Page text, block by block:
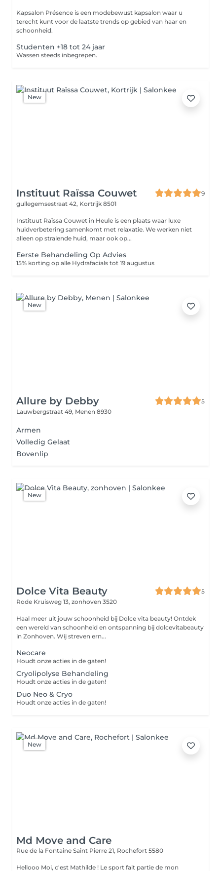
Kapsalon Présence is een modebewust kapsalon waar u
terecht kunt voor de laatste trends op gebied van haar en
schoonheid.
Studenten +18 tot 24 jaar
Wassen steeds inbegrepen.
New
Instituut Raïssa Couwet
9
gullegemsestraat 42, Kortrijk 8501
Instituut Raïssa Couwet in Heule is een plaats waar luxe
huidverbetering samenkomt met relaxatie. We werken niet
alleen op stralende huid, maar ook op...
Eerste Behandeling Op Advies
15% korting op alle Hydrafacials tot 19 augustus
New
Allure by Debby
5
Lauwbergstraat 49, Menen 8930
Armen
Volledig Gelaat
Bovenlip
New
Dolce Vita Beauty
5
Rode Kruisweg 13, zonhoven 3520
Haal meer uit jouw schoonheid bij Dolce vita beauty! Ontdek
een wereld van schoonheid en ontspanning bij dolcevitabeauty
in Zonhoven. Wij streven ern...
Neocare
Houdt onze acties in de gaten!
Cryolipolyse Behandeling
Houdt onze acties in de gaten!
Duo Neo & Cryo
Houdt onze acties in de gaten!
New
Md Move and Care
Rue de la Fontaine Saint Pierre 21, Rochefort 5580
Hellooo Moi, c'est Mathilde ! Le sport fait partie de mon